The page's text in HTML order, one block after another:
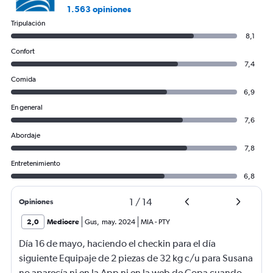
1.563 opiniones
Tripulación
8,1
Confort
7,4
Comida
6,9
En general
7,6
Abordaje
7,8
Entretenimiento
6,8
Opiniones 1 / 14
2,0 Mediocre Gus, may. 2024 MIA- PTY
Día 16 de mayo, haciendo el checkin para el día
siguiente Equipaje de 2 piezas de 32 kg c/u para Susana